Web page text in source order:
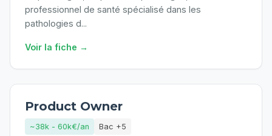
professionnel de santé spécialisé dans les
pathologies d...
Voir la fiche →
Product Owner
~38k - 60k€/an Bac +5